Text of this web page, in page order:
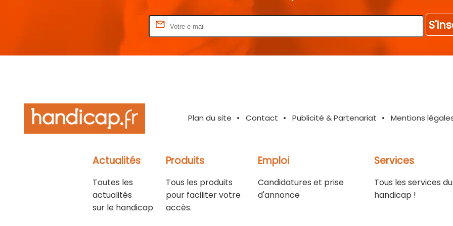
Plan du site Contact Publicité & Partenariat Mentions
Actualités
Toutes les
actualités
sur le handicap
Produits
Tous les produits
pour faciliter votre
accès.
Emploi
Candidatures et prise
d'annonce
Services
Tous les services du
handicap !